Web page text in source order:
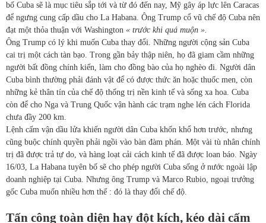
bố Cuba sẽ là mục tiêu sắp tới và từ đó đến nay, Mỹ gây áp lực lên Caracas
để ngưng cung cấp dầu cho La Habana. Ông Trump cổ vũ chế độ Cuba nên
đạt một thỏa thuận với Washington « trước khi quá muộn ».
Ông Trump có lý khi muốn Cuba thay đổi. Những người cộng sản Cuba
cai trị một cách tàn bạo. Trong gần bảy thập niên, họ đã giam cầm những
người bất đồng chính kiến, làm cho đồng bào của họ nghèo đi. Người dân
Cuba bình thường phải đánh vật để có được thức ăn hoặc thuốc men, còn
những kẻ thân tín của chế độ thống trị nền kinh tế và sống xa hoa. Cuba
còn để cho Nga và Trung Quốc vận hành các trạm nghe lén cách Florida
chưa đầy 200 km.
Lệnh cấm vận dầu lửa khiến người dân Cuba khốn khổ hơn trước, nhưng
cũng buộc chính quyền phải ngồi vào bàn đàm phán. Một vài tù nhân chính
trị đã được trả tự do, và hàng loạt cải cách kinh tế đã được loan báo. Ngày
16/03, La Habana tuyên bố sẽ cho phép người Cuba sống ở nước ngoài lập
doanh nghiệp tại Cuba. Nhưng ông Trump và Marco Rubio, ngoại trưởng
gốc Cuba muốn nhiều hơn thế : đó là thay đổi chế độ.
Tấn công toàn diện hay đột kích, kéo dài cấm